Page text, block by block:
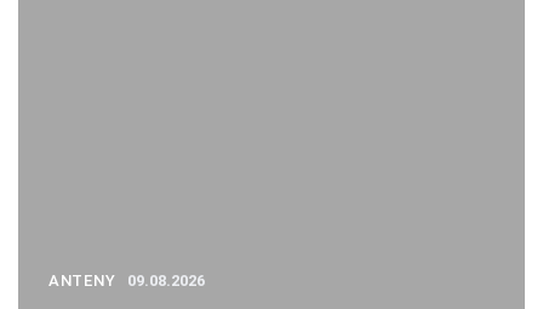
ANTENY 09.08.2026